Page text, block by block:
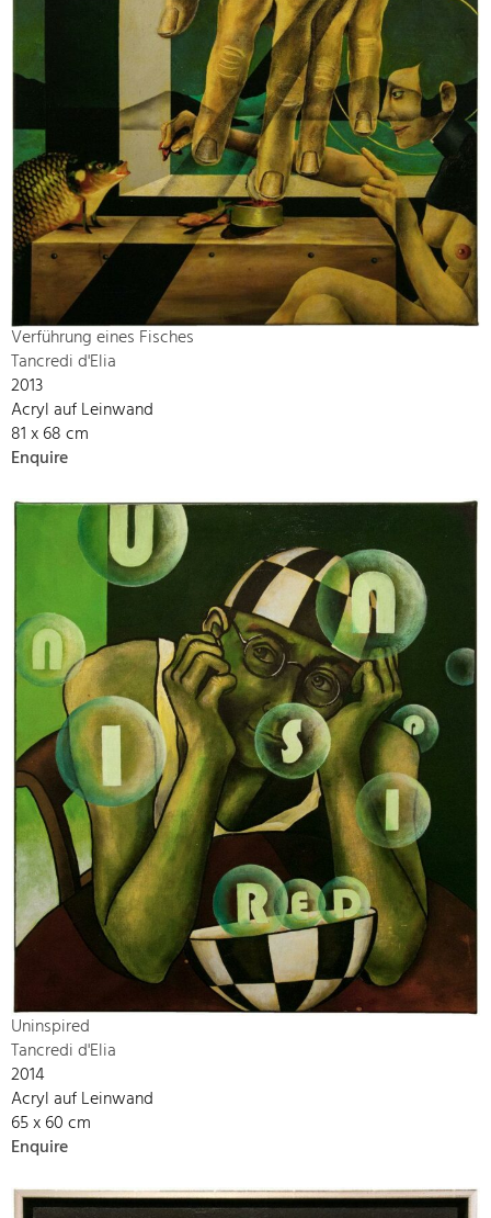
Verführung eines Fisches
Tancredi d'Elia
2013
Acryl auf Leinwand
81 x 68 cm
Enquire
Uninspired
Tancredi d'Elia
2014
Acryl auf Leinwand
65 x 60 cm
Enquire